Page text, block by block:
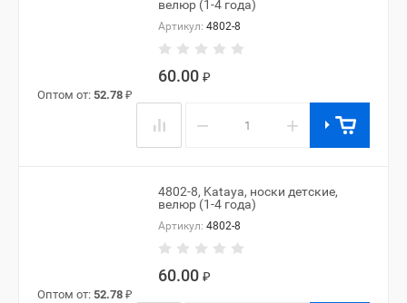
велюр (1-4 года)
Артикул: 4802-8
60.00 ₽
Оптом от: 52.78 ₽
− +
4802-8, Kataya, носки детские,
велюр (1-4 года)
Артикул: 4802-8
60.00 ₽
Оптом от: 52.78 ₽